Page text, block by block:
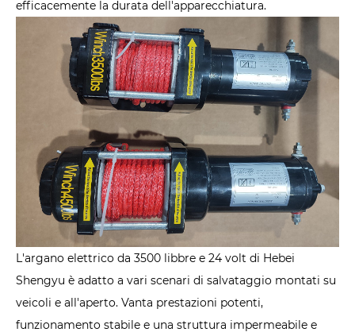
efficacemente la durata dell'apparecchiatura.
L'argano elettrico da 3500 libbre e 24 volt di Hebei
Shengyu è adatto a vari scenari di salvataggio montati su
veicoli e all'aperto. Vanta prestazioni potenti,
funzionamento stabile e una struttura impermeabile e